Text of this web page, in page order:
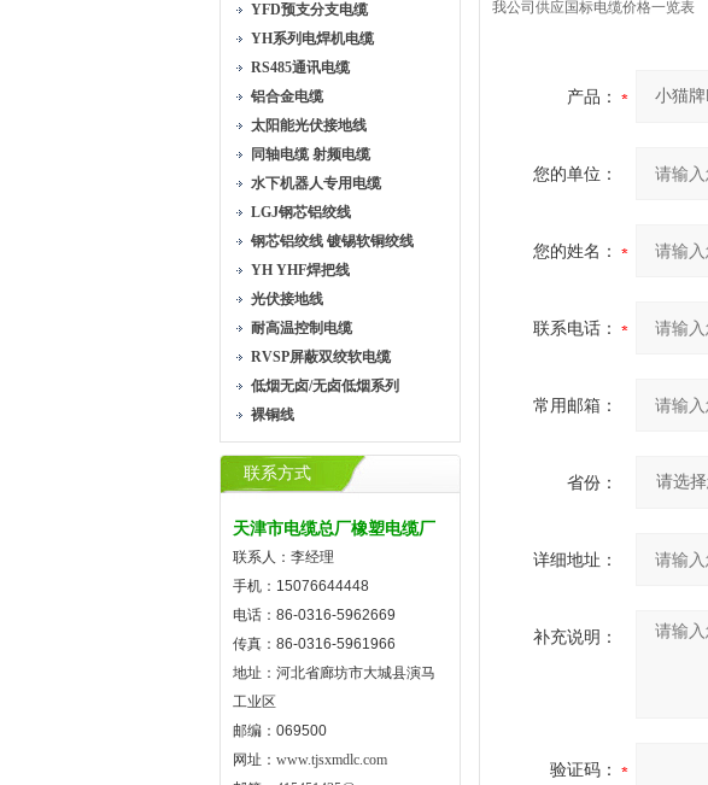
YFD预支分支电缆
YH系列电焊机电缆
RS485通讯电缆
铝合金电缆
太阳能光伏接地线
同轴电缆 射频电缆
水下机器人专用电缆
LGJ钢芯铝绞线
钢芯铝绞线 镀锡软铜绞线
YH YHF焊把线
光伏接地线
耐高温控制电缆
RVSP屏蔽双绞软电缆
低烟无卤/无卤低烟系列
裸铜线
联系方式
天津市电缆总厂橡塑电缆厂
联系人：李经理
手机：15076644448
电话：86-0316-5962669
传真：86-0316-5961966
地址：河北省廊坊市大城县演马
工业区
邮编：069500
网址： www.tjsxmdlc.com
我公司供应国标电缆价格一览表
产品：
您的单位：
您的姓名：
联系电话：
常用邮箱：
省份：
详细地址：
补充说明：
验证码：